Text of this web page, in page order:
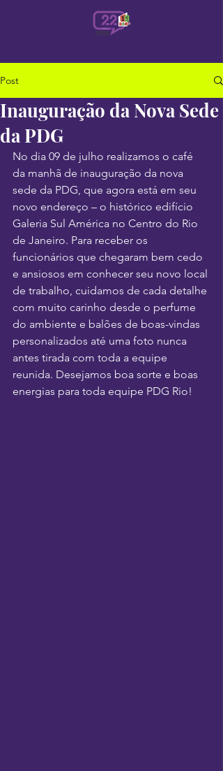
Post
Inauguração da Nova Sede
da PDG
No dia 09 de julho realizamos o café
da manhã de inauguração da nova
sede da PDG, que agora está em seu
novo endereço – o histórico edifício
Galeria Sul América no Centro do Rio
de Janeiro. Para receber os
funcionários que chegaram bem cedo
e ansiosos em conhecer seu novo local
de trabalho, cuidamos de cada detalhe
com muito carinho desde o perfume
do ambiente e balões de boas-vindas
personalizados até uma foto nunca
antes tirada com toda a equipe
reunida. Desejamos boa sorte e boas
energias para toda equipe PDG Rio!